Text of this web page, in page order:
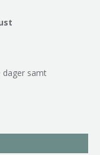
dager samt